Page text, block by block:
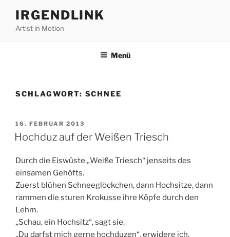
Inhalt
springen
IRGENDLINK
Artist in Motion
Menü
SCHLAGWORT: SCHNEE
VERÖFFENTLICHT
AM
16. FEBRUAR 2013
Hochduz auf der Weißen Triesch
Durch die Eiswüste „Weiße Triesch“ jenseits des
einsamen Gehöfts.
Zuerst blühen Schneeglöckchen, dann Hochsitze, dann
rammen die sturen Krokusse ihre Köpfe durch den
Lehm.
„Schau, ein Hochsitz“, sagt sie.
„Du darfst mich gerne hochduzen“, erwidere ich.